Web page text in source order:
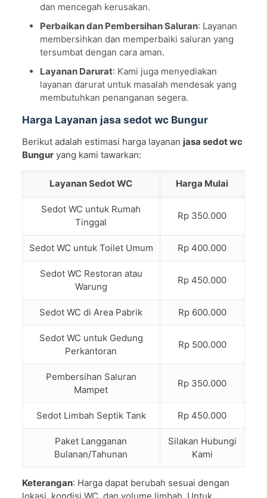
dan mencegah kerusakan.
Perbaikan dan Pembersihan Saluran: Layanan
membersihkan dan memperbaiki saluran yang
tersumbat dengan cara aman.
Layanan Darurat: Kami juga menyediakan
layanan darurat untuk masalah mendesak yang
membutuhkan penanganan segera.
Harga Layanan jasa sedot wc Bungur
Berikut adalah estimasi harga layanan jasa sedot wc
Bunguryang kami tawarkan:
Layanan Sedot WC Harga Mulai
Sedot WC untuk Rumah
Tinggal
Rp 350.000
Sedot WC untuk Toilet Umum Rp 400.000
Sedot WC Restoran atau
Warung
Rp 450.000
Sedot WC di Area Pabrik Rp 600.000
Sedot WC untuk Gedung
Perkantoran
Rp 500.000
Pembersihan Saluran
Mampet
Rp 350.000
Sedot Limbah Septik Tank Rp 450.000
Paket Langganan
Bulanan/Tahunan
Silakan Hubungi
Kami
Keterangan: Harga dapat berubah sesuai dengan
lokasi, kondisi WC, dan volume limbah. Untuk